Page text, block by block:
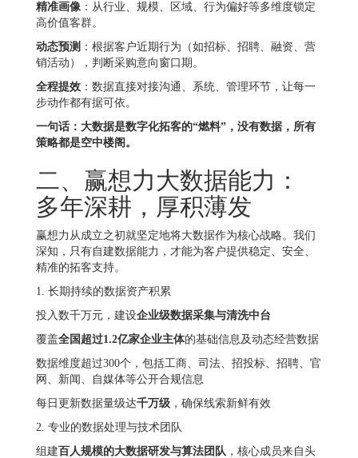
精准画像：从行业、规模、区域、行为偏好等多维度锁定
高价值客群。
动态预测 ：根据客户近期行为（如招标、招聘、融资、营
销活动），判断采购意向窗口期。
全程提效：数据直接对接沟通、系统、管理环节，让每一
步动作都有据可依。
一句话：大数据是数字化拓客的“燃料”，没有数据，所有
策略都是空中楼阁。
二、赢想力大数据能力：
多年深耕，厚积薄发
赢想力从成立之初就坚定地将大数据作为核心战略。我们
深知，只有自建数据能力，才能为客户提供稳定、安全、
精准的拓客支持。
1. 长期持续的数据资产积累
投入数千万元，建设企业级数据采集与清洗中台
覆盖全国超过1.2亿家企业主体的基础信息及动态经营数据
数据维度超过300个，包括工商、司法、招投标、招聘、官
网、新闻、自媒体等公开合规信息
每日更新数据量级达千万级，确保线索新鲜有效
2. 专业的数据处理与技术团队
组建百人规模的大数据研发与算法团队，核心成员来自头